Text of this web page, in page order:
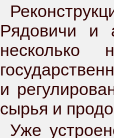
Рядовичи и
несколько
и
сырья и
Уже